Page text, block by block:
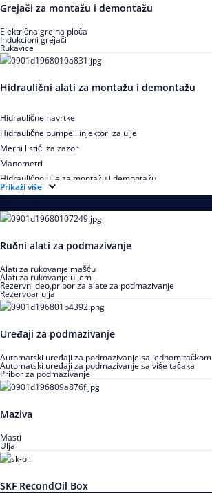
Grejači za montažu i demontažu
Električna grejna ploča
Indukcioni grejači
Rukavice
Hidraulični alati za montažu i demontažu
Hidraulične navrtke
Hidraulične pumpe i injektori za ulje
Merni listići za zazor
Manometri
Hidraulično ulje za montažu i demontažu
Prikaži više
Ručni alati za podmazivanje
Alati za rukovanje mašću
Alati za rukovanje uljem
Rezervni deo,pribor za alate za podmazivanje
Rezervoar ulja
Uređaji za podmazivanje
Automatski uređaji za podmazivanje sa jednom tačkom
Automatski uređaji za podmazivanje sa više tačaka
Pribor za podmazivanje
Maziva
Masti
Ulja
SKF RecondOil Box